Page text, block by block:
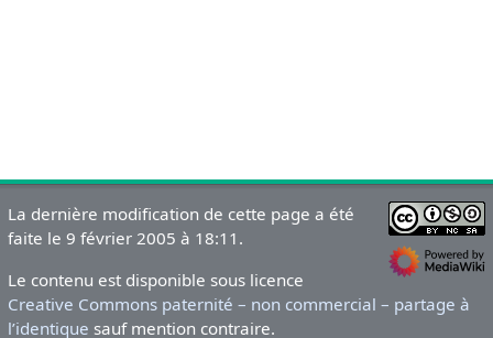
La dernière modification de cette page a été
faite le 9 février 2005 à 18:11.
Le contenu est disponible sous licence
Creative Commons paternité – non commercial – partage à
l’identique sauf mention contraire.